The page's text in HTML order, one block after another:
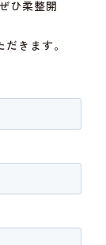
ひ柔整開
きます。